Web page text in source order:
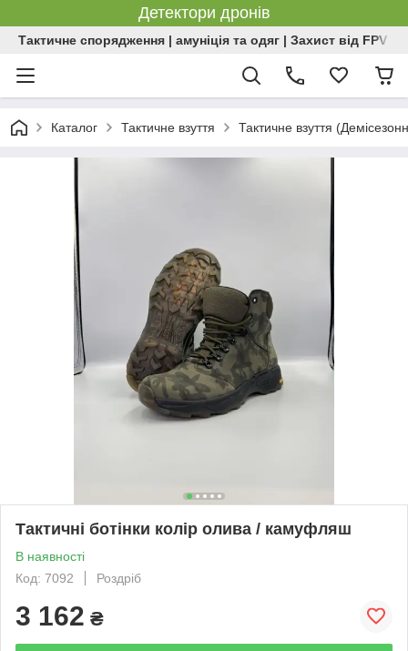
Детектори дронів
Тактичне спорядження | амуніція та одяг | Захист від FPV |
Каталог Тактичне взуття Тактичне взуття
Тактичні ботінки колір олива / камуфляш
В наявності
Код: 7092
Роздріб
3 162 ₴